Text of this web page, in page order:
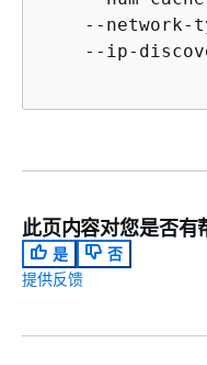
--network-
--ip-
此页内容对您是否有
是
否
提供反馈